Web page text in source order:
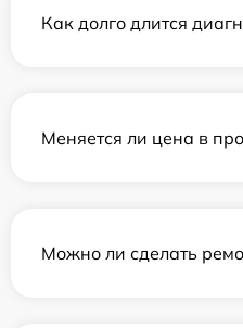
Как долго длится
Меняется ли цена в
Можно ли сделать